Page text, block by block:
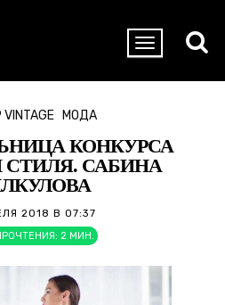
МОДА
КОНКУРСА
СТИЛЯ. САБИНА
2018 В 07:37
2 МИН.